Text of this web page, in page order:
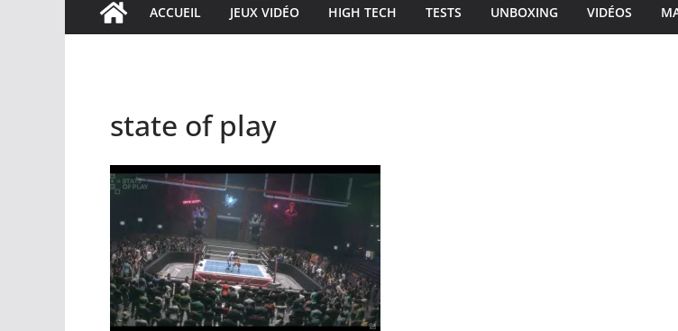
ACCUEIL JEUX VIDÉO HIGH TECH TESTS UNBOXING VIDÉOS
state of play